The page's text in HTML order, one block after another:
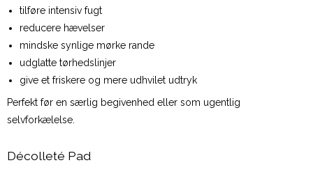
tilføre intensiv fugt
reducere hævelser
mindske synlige mørke rande
udglatte tørhedslinjer
give et friskere og mere udhvilet udtryk
Perfekt før en særlig begivenhed eller som ugentlig
selvforkælelse.
Décolleté Pad